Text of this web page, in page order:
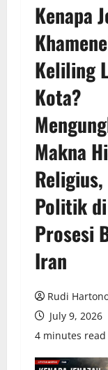
Kenapa
Keliling
Kota?
Makna
Religius,
Politik
Prosesi
Iran
Rudi
July 9, 2026
4 minutes read